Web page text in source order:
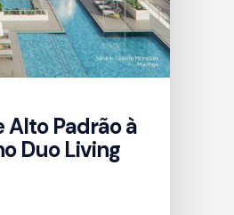
Padrão à
Duo Living